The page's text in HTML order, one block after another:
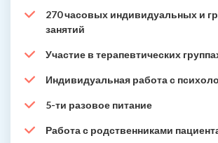
270 часовых индивидуальных и
занятий
Участие в терапевтических
Индивидуальная работа с
5-ти разовое питание
Работа с родственниками